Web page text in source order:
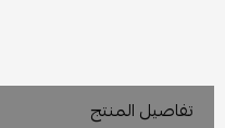
تفاصيل المنتج